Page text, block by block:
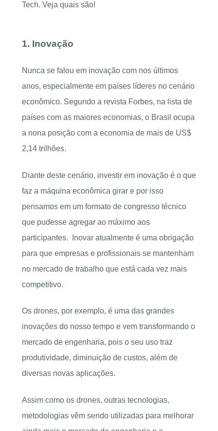
Tech. Veja quais são!
1. Inovação
Nunca se falou em inovação com nos últimos
anos, especialmente em países líderes no cenário
econômico. Segundo a revista Forbes, na lista de
países com as maiores economias, o Brasil ocupa
a nona posição com a economia de mais de US$
2,14 trilhões.
Diante deste cenário, investir em inovação é o que
faz a máquina econômica girar e por isso
pensamos em um formato de congresso técnico
que pudesse agregar ao máximo aos
participantes. Inovar atualmente é uma obrigação
para que empresas e profissionais se mantenham
no mercado de trabalho que está cada vez mais
competitivo.
Os drones, por exemplo, é uma das grandes
inovações do nosso tempo e vem transformando o
mercado de engenharia, pois o seu uso traz
produtividade, diminuição de custos, além de
diversas novas aplicações.
Assim como os drones, outras tecnologias,
metodologias vêm sendo utilizadas para melhorar